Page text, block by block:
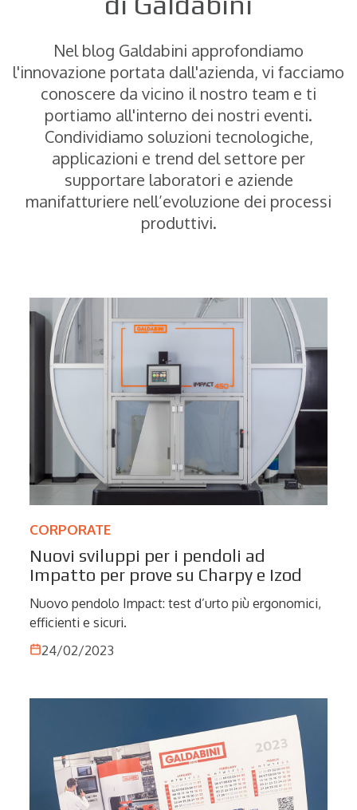
Nel blog Galdabini approfondiamo
l'innovazione portata dall'azienda, vi facciamo
conoscere da vicino il nostro team e ti
portiamo all'interno dei nostri eventi.
Condividiamo soluzioni tecnologiche,
applicazioni e trend del settore per
supportare laboratori e aziende
manifatturiere nell’evoluzione dei processi
produttivi.
CORPORATE
Nuovi sviluppi per i pendoli ad
Impatto per prove su Charpy e Izod
Nuovo pendolo Impact: test d’urto più ergonomici,
efficienti e sicuri.
24/02/2023